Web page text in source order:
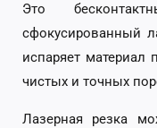
Это
сфокусированный
испаряет материал
чистых и точных
Лазерная резка